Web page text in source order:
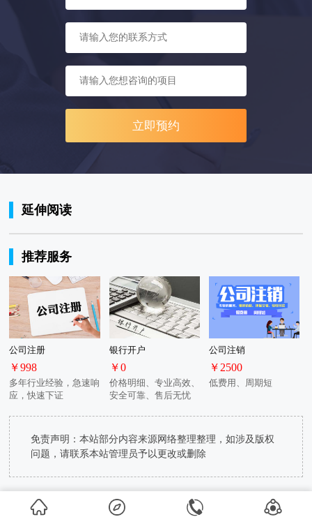
立即预约
延伸阅读
推荐服务
公司注册
￥998
多年行业经验，急速响
应，快速下证
银行开户
￥0
价格明细、专业高效、
安全可靠、售后无忧
公司注销
￥2500
低费用、周期短
免责声明：本站部分内容来源网络整理整理，如涉及版权
问题，请联系本站管理员予以更改或删除